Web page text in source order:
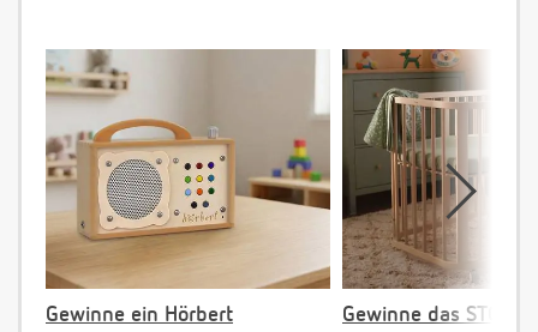
Gewinne ein Hörbert
Gewinne das